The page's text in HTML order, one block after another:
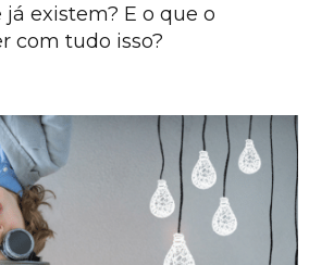
existem? E o que o
com tudo isso?